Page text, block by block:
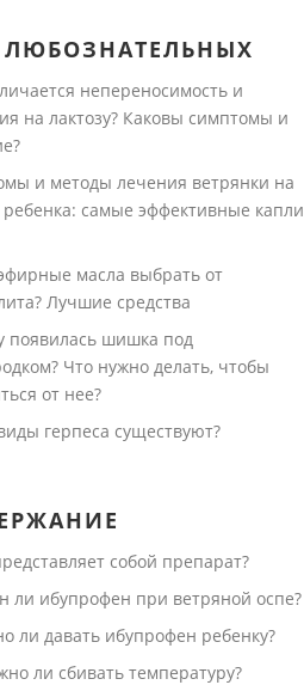
непереносимость и
на лактозу? Каковы симптомы и
и методы лечения ветрянки на
ребенка: самые эффективные капли
масла выбрать от
Лучшие средства
появилась шишка под
Что нужно делать, чтобы
от нее?
герпеса существуют?
собой препарат?
ли ибупрофен при ветряной оспе?
ли давать ибупрофен ребенку?
ли сбивать температуру?